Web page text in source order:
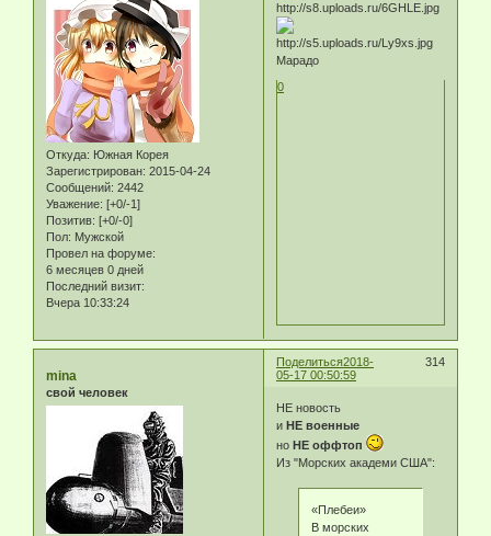
Откуда: Южная Корея
Зарегистрирован: 2015-04-24
Сообщений: 2442
Уважение: [+0/-1]
Позитив: [+0/-0]
Пол: Мужской
Провел на форуме:
6 месяцев 0 дней
Последний визит:
Вчера 10:33:24
Марадо
0
Поделиться 314
2018-
05-17 00:50:59
mina
свой человек
НЕ новость
иНЕ военные
ноНЕ оффтоп
Из "Морских академи США":
«Плебеи»
В морских